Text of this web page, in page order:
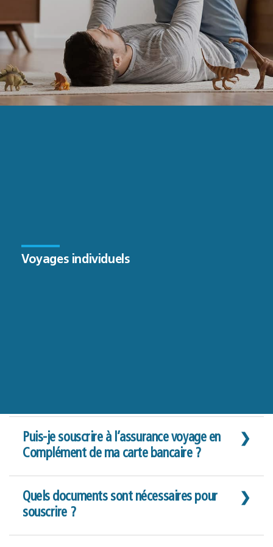
Voyages individuels
Puis-je souscrire à l’assurance voyage en
Complément de ma carte bancaire ?
Si vous trouvez que les plafonds de votre
assurance carte bancaire ne sont pas élevés
ou qu’elle n’inclut pas assez de garanties,
Quels documents sont nécessaires pour
souscrire ?